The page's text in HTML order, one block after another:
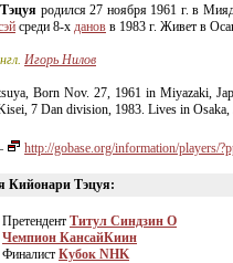
родился 27 ноября 1961 г. в
среди 8-х данов в 1983 г. Живет в
Игорь Нилов
Born Nov. 27, 1961 in Miyazaki,
7 Dan division, 1983. Lives in Osaka,
http://gobase.org/information/players/
Кийонари Тэцуя:
Претендент Титул Синдзин О
Чемпион КансайКиин
Финалист Кубок NHK